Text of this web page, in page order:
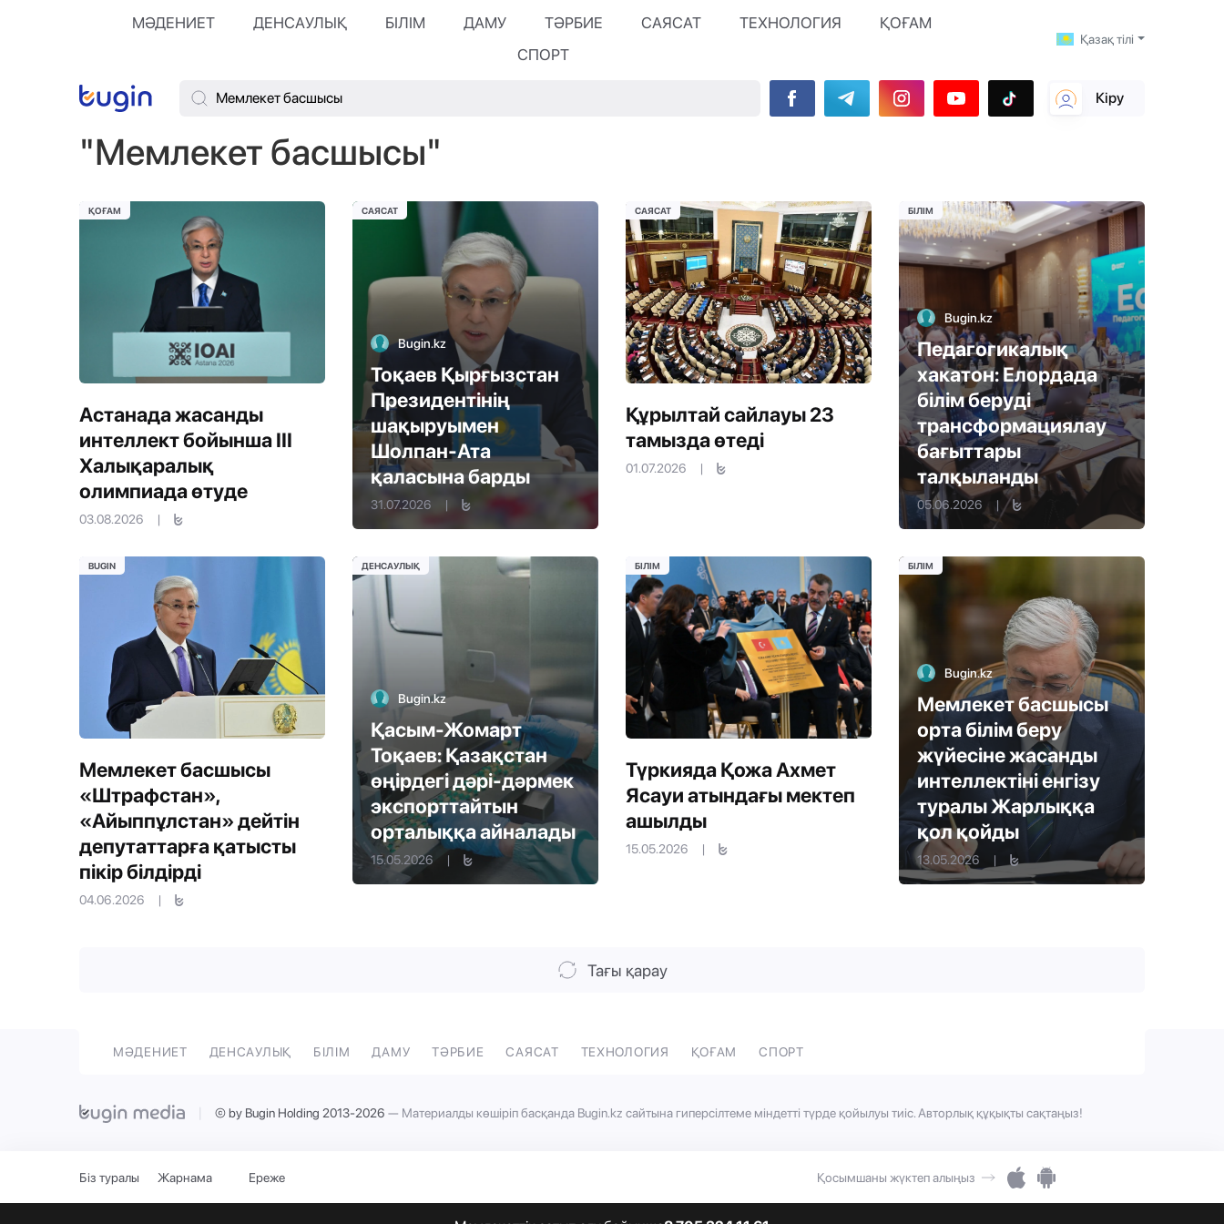
МӘДЕНИЕТ ДЕНСАУЛЫҚ БІЛІМ ДАМУ ТӘРБИЕ САЯСАТ ТЕХНОЛОГИЯ
ҚОҒАМ
СПОРТ
Қазақ тілі
Кіру
"Мемлекет басшысы"
Астанада жасанды
интеллект бойынша III
Халықаралық
олимпиада өтуде
03.08.2026 |
ҚОҒАМ
Bugin.kz
Тоқаев Қырғызстан
Президентінің
шақыруымен
Шолпан-Ата
қаласына барды
31.07.2026 |
САЯСАТ
Құрылтай сайлауы 23
тамызда өтеді
01.07.2026 |
САЯСАТ
Bugin.kz
Педагогикалық
хакатон: Елордада
білім беруді
трансформациялау
бағыттары
талқыланды
05.06.2026 |
БІЛІМ
Мемлекет басшысы
«Штрафстан»,
«Айыппұлстан» дейтін
депутаттарға қатысты
пікір білдірді
04.06.2026 |
BUGIN
Bugin.kz
Қасым-Жомарт
Тоқаев: Қазақстан
өңірдегі дәрі-дәрмек
экспорттайтын
орталыққа айналады
15.05.2026 |
ДЕНСАУЛЫҚ
Түркияда Қожа Ахмет
Ясауи атындағы мектеп
ашылды
15.05.2026 |
БІЛІМ
Bugin.kz
Мемлекет басшысы
орта білім беру
жүйесіне жасанды
интеллектіні енгізу
туралы Жарлыққа
қол қойды
13.05.2026 |
БІЛІМ
Тағы қарау
МӘДЕНИЕТ ДЕНСАУЛЫҚ БІЛІМ ДАМУ ТӘРБИЕ САЯСАТ ТЕХНОЛОГИЯ ҚОҒАМ СПОРТ
| © by Bugin Holding 2013-2026 — Материалды көшіріп басқанда Bugin.kz сайтына гиперсілтеме міндетті түрде қойылуы тиіс. Авторлық құқықты сақтаңыз!
Біз туралы Жарнама Ереже Қосымшаны жүктеп алыңыз